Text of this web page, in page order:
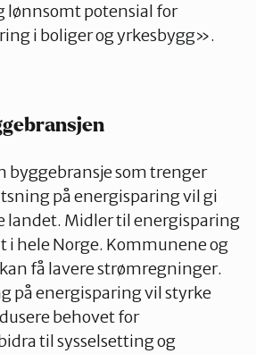
lønnsomt potensial for
i boliger og yrkesbygg».
byggebransje som trenger
på energisparing vil gi
landet. Midler til energisparing
i hele Norge. Kommunene og
få lavere strømregninger.
på energisparing vil styrke
behovet for
til sysselsetting og